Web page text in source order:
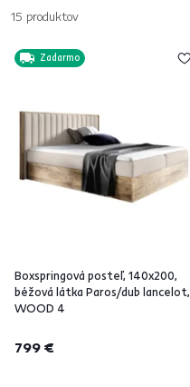
15 produktov
Zadarmo
Boxspringová posteľ, 140x200,
béžová látka Paros/dub lancelot,
WOOD 4
799 €